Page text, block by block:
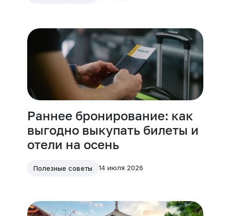
Раннее бронирование: как
выгодно выкупать билеты и
отели на осень
Полезные советы 14 июля 2026